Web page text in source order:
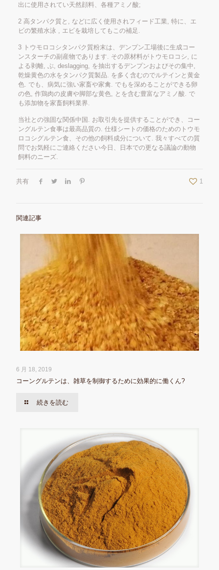
出に使用されてい天然顔料、各種アミノ酸;
2 高タンパク質と, などに広く使用されフィード工業, 特に、エ
ビの繁殖水泳 , エビを栽培してもこの補足.
3 トウモロコシタンパク質粉末は、デンプン工場後に生成コー
ンスターチの副産物であります. その原材料がトウモロコシ, に
よる剥離, ぶ, deslagging, を抽出するデンプンおよびその集中,
乾燥黄色の水をタンパク質製品. を多く含むのでルテインと黄金
色. でも、病気に強い家畜や家禽. でもを深めることができる卵
の色, 作鶏肉の皮膚や脚部な黄色, とを含む豊富なアミノ酸. で
も添加物を家畜飼料業界.
当社との強固な関係中国. お取引先を提供することができ、コー
ングルテン食事は最高品質の. 仕様シートの価格のためのトウモ
ロコシグルテン食、その他の飼料成分について. 我々すべての質
問でお気軽にご連絡ください今日、日本での更なる議論の動物
飼料のニーズ.
共有 1
関連記事
6 月 18, 2019
コーングルテンは、雑草を制御するために効果的に働くん?
続きを読む